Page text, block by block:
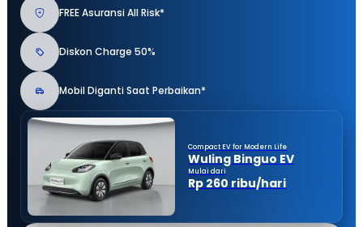
FREE Asuransi All Risk*
Diskon Charge 50%
Mobil Diganti Saat Perbaikan*
Compact EV for Modern Life
Wuling Binguo EV
Mulai dari
Rp 260 ribu/hari